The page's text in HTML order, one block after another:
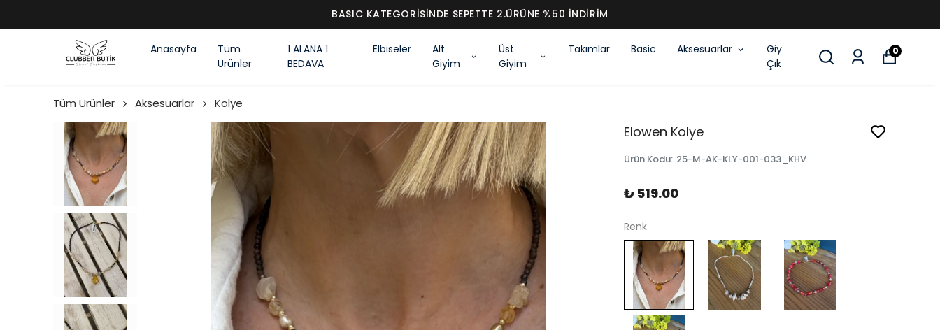
BASIC KATEGORİSİNDE SEPETTE 2.ÜRÜNE %50 İNDİRİM
Anasayfa
Tüm
Ürünler
1 ALANA 1
BEDAVA
Elbiseler
Alt
Giyim
Üst
Giyim
Takımlar Basic Aksesuarlar
Giy
Çık
0
Tüm Ürünler Aksesuarlar Kolye
Elowen Kolye
Ürün Kodu: 25-M-AK-KLY-001-033_KHV
₺ 519.00
Renk